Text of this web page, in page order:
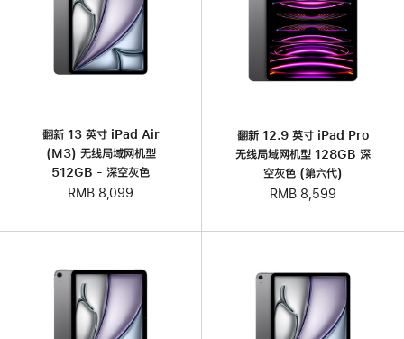
翻新 13 英寸 iPad Air
(M3) 无线局域网机型
512GB - 深空灰色
RMB 8,099
翻新 12.9 英寸 iPad Pro
无线局域网机型 128GB 深
空灰色 (第六代)
RMB 8,599